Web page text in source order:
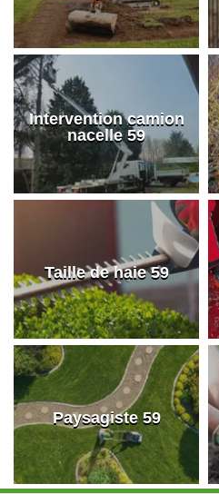
Intervention camion
nacelle 59
Taille de haie 59
Paysagiste 59